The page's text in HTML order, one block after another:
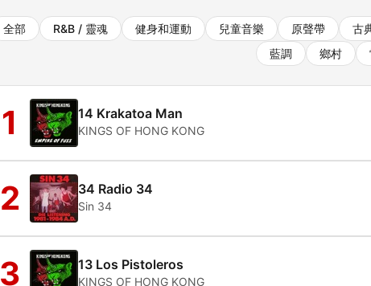
全部 R&B / 靈魂 健身和運動 兒童音樂 原聲帶 古
藍調
鄉村
1 14 Krakatoa Man
KINGS OF HONG KONG
2 34 Radio 34
Sin 34
3 13 Los Pistoleros
KINGS OF HONG KONG